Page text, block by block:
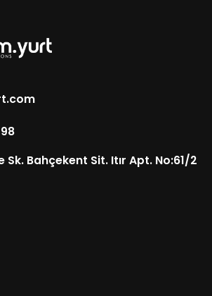
Sk. Bahçekent Sit. Itır Apt. No:61/2